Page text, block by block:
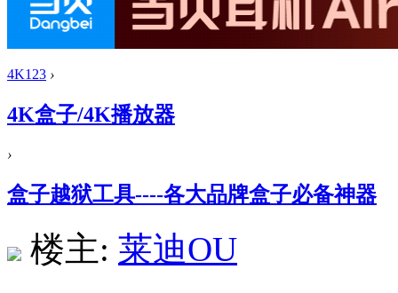
4K123 ›
4K盒子/4K播放器
›
盒子越狱工具----各大品牌盒子必备神器
楼主: 莱迪OU